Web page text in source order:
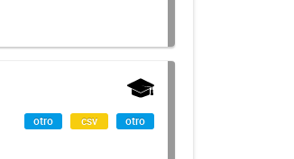
otro csv otro